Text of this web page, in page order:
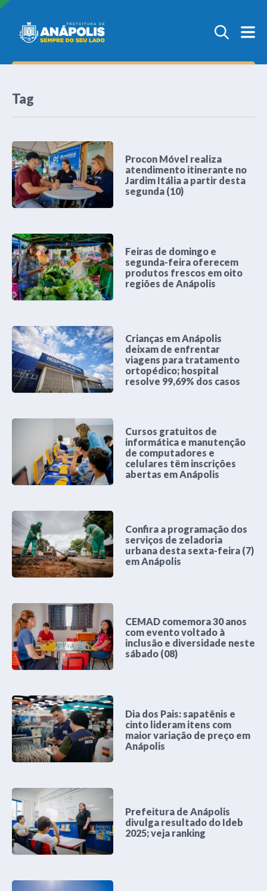
Tag
Procon Móvel realiza
atendimento itinerante no
Jardim Itália a partir desta
segunda (10)
Feiras de domingo e
segunda-feira oferecem
produtos frescos em oito
regiões de Anápolis
Crianças em Anápolis
deixam de enfrentar
viagens para tratamento
ortopédico; hospital
resolve 99,69% dos casos
Cursos gratuitos de
informática e manutenção
de computadores e
celulares têm inscrições
abertas em Anápolis
Confira a programação dos
serviços de zeladoria
urbana desta sexta-feira (7)
em Anápolis
CEMAD comemora 30 anos
com evento voltado à
inclusão e diversidade neste
sábado (08)
Dia dos Pais: sapatênis e
cinto lideram itens com
maior variação de preço em
Anápolis
Prefeitura de Anápolis
divulga resultado do Ideb
2025; veja ranking